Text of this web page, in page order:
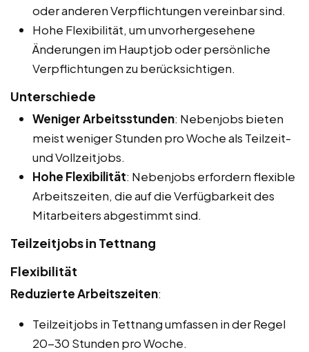
oder anderen Verpflichtungen vereinbar sind.
Hohe Flexibilität, um unvorhergesehene
Änderungen im Hauptjob oder persönliche
Verpflichtungen zu berücksichtigen.
Unterschiede
Weniger Arbeitsstunden: Nebenjobs bieten
meist weniger Stunden pro Woche als Teilzeit-
und Vollzeitjobs.
Hohe Flexibilität: Nebenjobs erfordern flexible
Arbeitszeiten, die auf die Verfügbarkeit des
Mitarbeiters abgestimmt sind.
Teilzeitjobs in Tettnang
Flexibilität
Reduzierte Arbeitszeiten:
Teilzeitjobs in Tettnang umfassen in der Regel
20-30 Stunden pro Woche.